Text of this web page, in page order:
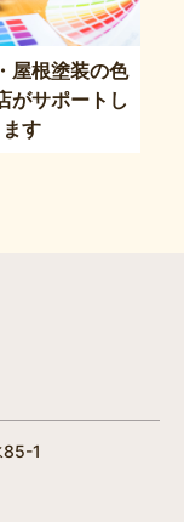
屋根塗装の色
がサポートし
ます
85-1